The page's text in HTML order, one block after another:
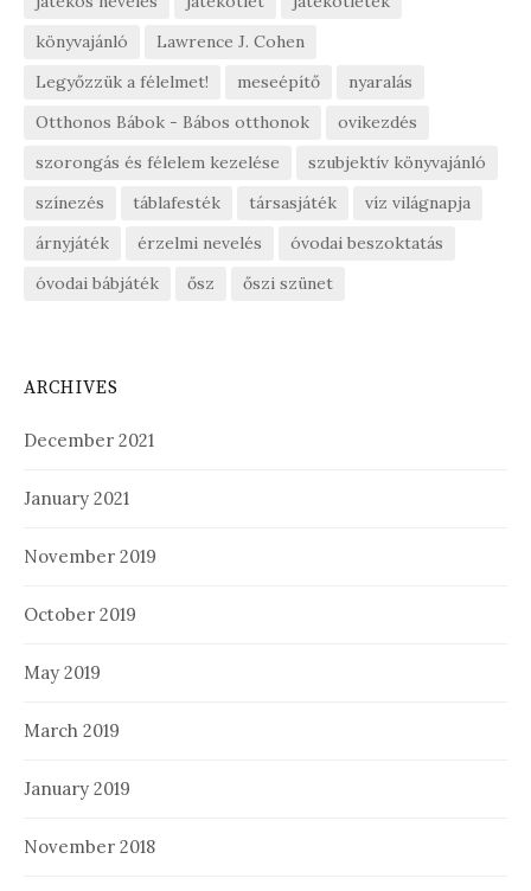
könyvajánló
Lawrence J. Cohen
Legyőzzük a félelmet!
meseépítő
nyaralás
Otthonos Bábok - Bábos otthonok
ovikezdés
szorongás és félelem kezelése
szubjektív könyvajánló
színezés
táblafesték társasjáték
víz világnapja
árnyjáték
érzelmi nevelés
óvodai beszoktatás
óvodai bábjáték
ősz őszi szünet
ARCHIVES
December 2021
January 2021
November 2019
October 2019
May 2019
March 2019
January 2019
November 2018